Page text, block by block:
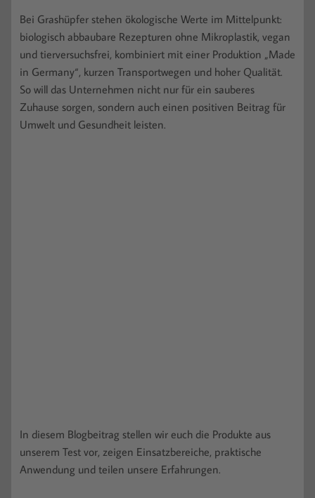
Bei Grashüpfer stehen ökologische Werte im Mittelpunkt:
biologisch abbaubare Rezepturen ohne Mikroplastik, vegan
und tierversuchsfrei, kombiniert mit einer Produktion „Made
in Germany“, kurzen Transportwegen und hoher Qualität.
So will das Unternehmen nicht nur für ein sauberes
Zuhause sorgen, sondern auch einen positiven Beitrag für
Umwelt und Gesundheit leisten.
In diesem Blogbeitrag stellen wir euch die Produkte aus
unserem Test vor, zeigen Einsatzbereiche, praktische
Anwendung und teilen unsere Erfahrungen.